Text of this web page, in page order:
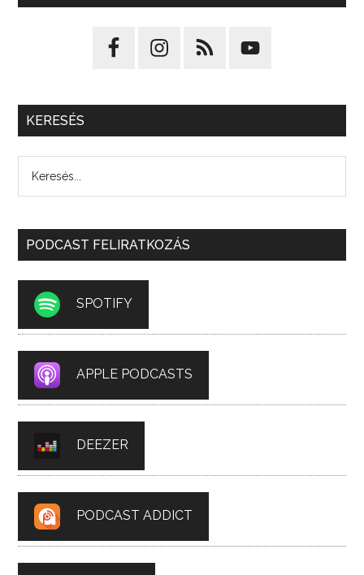
KERESÉS
PODCAST FELIRATKOZÁS
SPOTIFY
APPLE PODCASTS
DEEZER
PODCAST ADDICT